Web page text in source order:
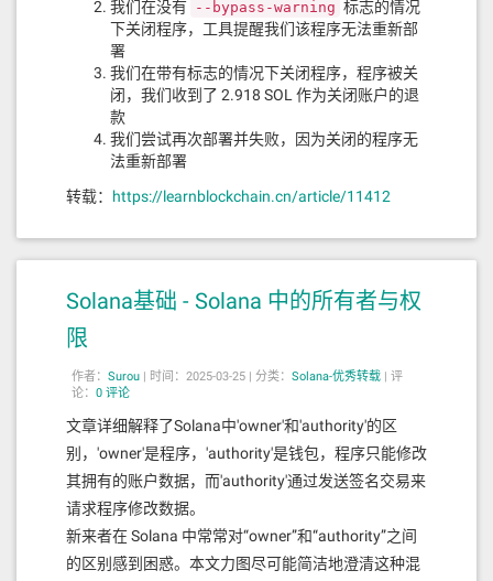
我们在没有 --bypass-warning 标志的情况
下关闭程序，工具提醒我们该程序无法重新部
署
我们在带有标志的情况下关闭程序，程序被关
闭，我们收到了 2.918 SOL 作为关闭账户的退
款
我们尝试再次部署并失败，因为关闭的程序无
法重新部署
转载： https://learnblockchain.cn/article/11412
Solana基础 - Solana 中的所有者与权
限
作者： Surou 时间：2025-03-25 | 分类： Solana-优秀转载
评
论： 0 评论
文章详细解释了Solana中'owner'和'authority'的区
别，'owner'是程序，'authority'是钱包，程序只能修改
其拥有的账户数据，而'authority'通过发送签名交易来
请求程序修改数据。
新来者在 Solana 中常常对“owner”和“authority”之间
的区别感到困惑。本文力图尽可能简洁地澄清这种混